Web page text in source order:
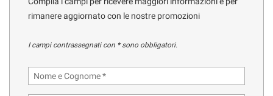
MARCHI CAMPER
rimanere aggiornato con le nostre promozioni
I campi contrassegnati con * sono obbligatori.
tracciamento
funzionalità